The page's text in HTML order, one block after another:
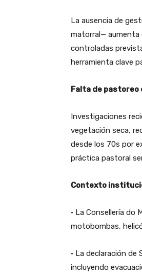
La ausencia de
matorral— aumenta
controladas
herramienta clave
Falta de
Investigaciones
vegetación seca,
desde los 70s por
práctica pastoral
Contexto
• La Consellería do
motobombas,
• La declaración de
incluyendo